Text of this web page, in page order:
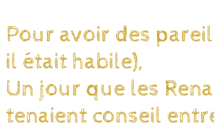
Pour avoir des
il était habile),
Un jour que les
tenaient conseil